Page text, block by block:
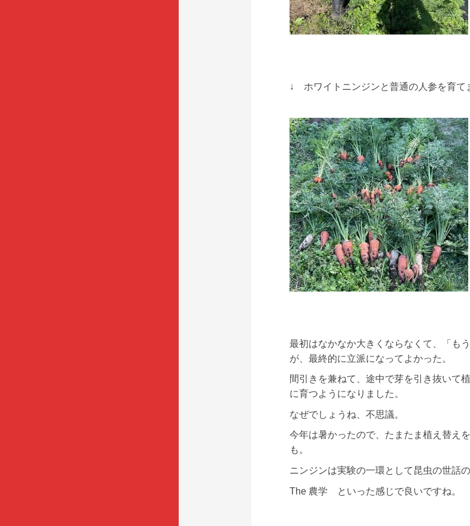
↓ ホワイトニンジンと普通の人参を育て
最初はなかなか大きくならなくて、「も
が、最終的に立派になってよかった。
間引きを兼ねて、途中で芽を引き抜いて
に育つようになりました。
なぜでしょうね、不思議。
今年は暑かったので、たまたま植え替え
も。
ニンジンは実験の一環として昆虫の世話
The 農学 といった感じで良いですね。